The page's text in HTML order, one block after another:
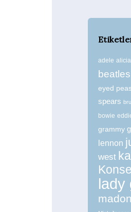
adele
beatles
eyed
spears
bowie
grammy
lennon
west
lady